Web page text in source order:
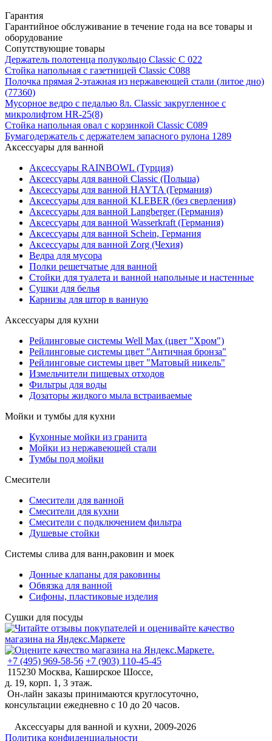
Гарантия
Гарантийное обслуживание в течение года на все товары и
оборудование
Сопутствующие товары
Держатель полотенца полукольцо Classic С 022
Стойка напольная с газетницей Classic С088
Полочка прямая 2-этажная из нержавеющей стали (литое дно)
(77360)
Мусорное ведро с педалью 8л. Сlassic закругленное с
микролифтом HR-25(8)
Стойка напольная овал с корзинкой Classic С089
Бумагодержатель с держателем запасного рулона 1289
Аксессуары для ванной
Аксессуары RAINBOWL (Турция)
Аксессуары для ванной Classic (Польша)
Аксессуары для ванной HAYTA (Германия)
Аксессуары для ванной KLEBER (без сверления)
Аксессуары для ванной Langberger (Германия)
Аксессуары для ванной Wasserkraft (Германия)
Аксессуары для ванной Schein, Германия
Аксессуары для ванной Zorg (Чехия)
Ведра для мусора
Полки решетчатые для ванной
Стойки для туалета и ванной напольные и настенные
Сушки для белья
Карнизы для штор в ванную
Аксессуары для кухни
Рейлинговые системы Well Max (цвет "Хром")
Рейлинговые системы цвет "Античная бронза"
Рейлинговые системы цвет "Матовый никель"
Измельчители пищевых отходов
Фильтры для воды
Дозаторы жидкого мыла встраиваемые
Мойки и тумбы для кухни
Кухонные мойки из гранита
Мойки из нержавеющей стали
Тумбы под мойки
Смесители
Смесители для ванной
Смесители для кухни
Смесители с подключением фильтра
Душевые стойки
Системы слива для ванн,раковин и моек
Донные клапаны для раковины
Обвязка для ванной
Сифоны, пластиковые изделия
Сушки для посуды
+7 (495) 969-58-56 +7 (903) 110-45-45
115230 Москва, Каширское Шоссе,
д. 19, корп. 1, 3 этаж.
Он-лайн заказы принимаются круглосуточно,
консультации ежедневно с 10 до 20 часов.
Аксессуары для ванной и кухни, 2009-2026
Политика конфиденциальности